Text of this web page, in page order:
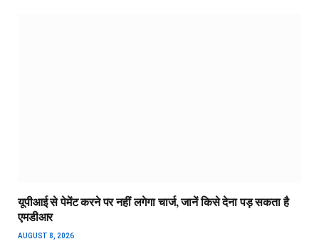
यूपीआई से पेमेंट करने पर नहीं लगेगा चार्ज, जानें किसे देना पड़ सकता है
एमडीआर
AUGUST 8, 2026